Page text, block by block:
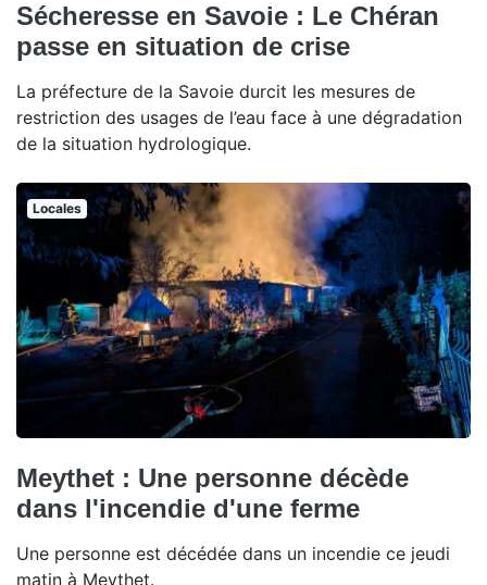
Sécheresse en Savoie : Le Chéran
passe en situation de crise
La préfecture de la Savoie durcit les mesures de
restriction des usages de l’eau face à une dégradation
de la situation hydrologique.
Locales
Meythet : Une personne décède
dans l'incendie d'une ferme
Une personne est décédée dans un incendie ce jeudi
matin à Meythet.